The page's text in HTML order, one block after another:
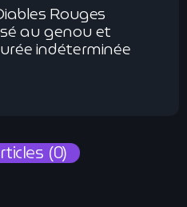
Rouges
au genou et
indéterminée
(0)